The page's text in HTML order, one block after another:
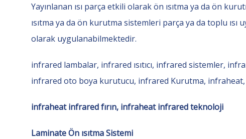
Yayınlanan ısı parça etkili olarak ön ısıtma ya da ön
ısıtma ya da ön kurutma sistemleri parça ya da toplu
olarak uygulanabilmektedir.
infrared lambalar, infrared ısıtıcı, infrared sistemler,
infrared oto boya kurutucu, infrared Kurutma, infraheat,
infraheat infrared fırın, infraheat infrared teknoloji
Laminate Ön ısıtma Sistemi